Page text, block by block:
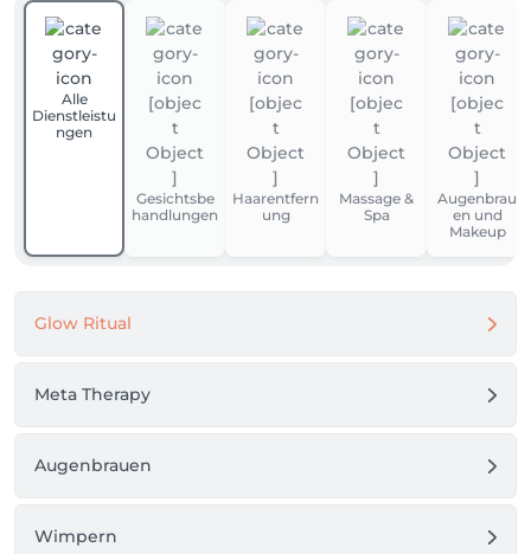
Alle
Dienstleistu
ngen
Gesichtsbe
handlungen
Haarentfern
ung
Massage &
Spa
Augenbrau
en und
Makeup
Glow Ritual
Meta Therapy
Augenbrauen
Wimpern